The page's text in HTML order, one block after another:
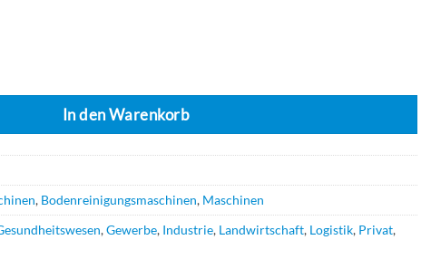
M33 BC 20 AH - 2 Std. Laufzeit Menge
In den Warenkorb
, Bodenreinigungsmaschinen, Maschinen
,Gewerbe, Industrie, Landwirtschaft, Logistik, Privat,